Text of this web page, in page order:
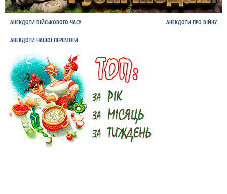
АНЕКДОТИ ВІЙСЬКОВОГО ЧАСУ АНЕКДОТИ ПРО ВІЙНУ
АНЕКДОТИ НАШОЇ ПЕРЕМОГИ